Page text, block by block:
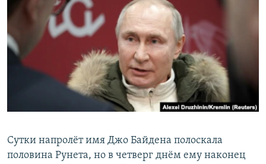
ПОДПИШИТЕСЬ НА РАССЫЛКУ
СОЦИАЛЬНЫЕ СЕТИ
Все сайты РСЕ/РС
Сутки напролёт имя Джо Байдена полоскала
половина Рунета, но в четверг днём ему наконец